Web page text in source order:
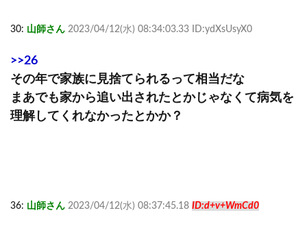
30: 山師さん 2023/04/12(水) 08:34:03.33 ID:ydXsUsyX0
>>26
その年で家族に見捨てられるって相当だな
まあでも家から追い出されたとかじゃなくて病気を
理解してくれなかったとかか？
36: 山師さん 2023/04/12(水) 08:37:45.18 ID:d+v+WmCd0